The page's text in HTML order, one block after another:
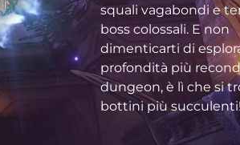
squali vagabondi e
boss colossali. E non
dimenticarti di
profondità più
dungeon, è lì che si
bottini più succulenti!